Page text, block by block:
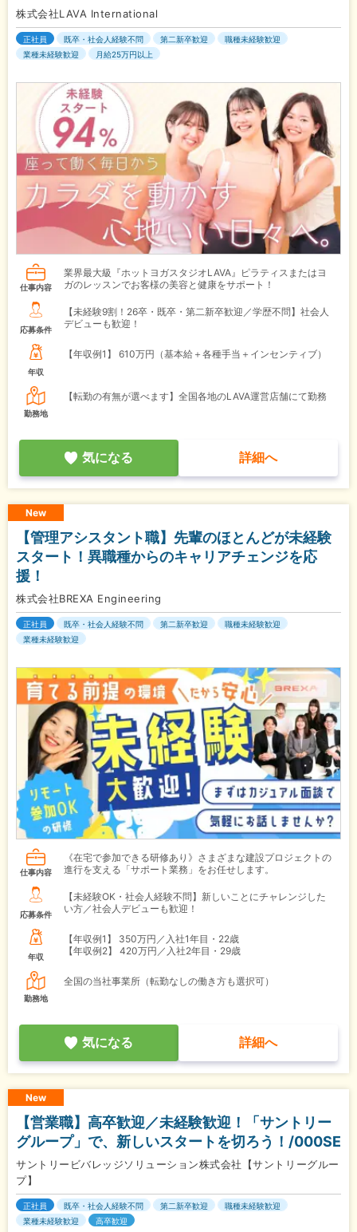
株式会社LAVA International
正社員 既卒・社会人経験不問 第二新卒歓迎
職種未経験歓迎
業種未経験歓迎
月給25万円以上
仕事内容
業界最大級『ホットヨガスタジオLAVA』ピラティスまたはヨ
ガのレッスンでお客様の美容と健康をサポート！
応募条件
【未経験9割！26卒・既卒・第二新卒歓迎／学歴不問】社会人
デビューも歓迎！
年収
【年収例1】 610万円（基本給＋各種手当＋インセンティブ）
勤務地
【転勤の有無が選べます】全国各地のLAVA運営店舗にて勤務
気になる 詳細へ
New
【管理アシスタント職】先輩のほとんどが未経験
スタート！異職種からのキャリアチェンジを応
援！
株式会社BREXA Engineering
正社員 既卒・社会人経験不問 第二新卒歓迎
職種未経験歓迎
業種未経験歓迎
仕事内容
《在宅で参加できる研修あり》さまざまな建設プロジェクトの
進行を支える「サポート業務」をお任せします。
応募条件
【未経験OK・社会人経験不問】新しいことにチャレンジした
い方／社会人デビューも歓迎！
年収
【年収例1】
350万円／入社1年目・22歳
【年収例2】
420万円／入社2年目・29歳
勤務地
全国の当社事業所（転勤なしの働き方も選択可）
気になる 詳細へ
New
【営業職】高卒歓迎／未経験歓迎！「サントリー
グループ」で、新しいスタートを切ろう！/000SE
サントリービバレッジソリューション株式会社【サントリーグルー
プ】
正社員 既卒・社会人経験不問 第二新卒歓迎
職種未経験歓迎
業種未経験歓迎
高卒歓迎